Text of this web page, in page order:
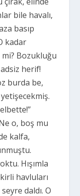
bile havalı,
basıp
kadar
Bozukluğu
herif!
burda be,
o, boş mu
kalfa,
Hışımla
havluları
daldı. O